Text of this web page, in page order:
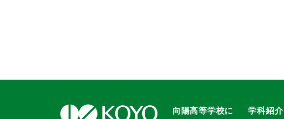
向陽高等学校に
学科紹介